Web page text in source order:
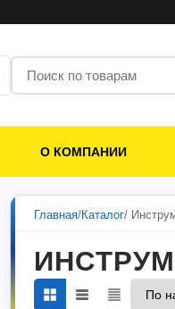
О КОМПАНИИ
Главная/Каталог/